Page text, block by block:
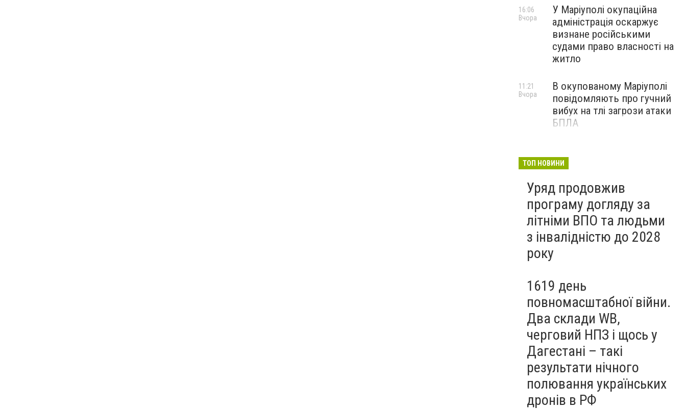
У Маріуполі окупаційна
адміністрація оскаржує
визнане російськими
судами право власності на
житло
16:06
Вчора
В окупованому Маріуполі
повідомляють про гучний
вибух на тлі загрози атаки
БПЛА
11:21
Вчора
захмарні ціни у магазинах:
нову водну кризу, - ФОТО
Вчора
ТОП НОВИНИ
Уряд продовжив
програму догляду за
літніми ВПО та людьми
з інвалідністю до 2028
року
1619 день
повномасштабної війни.
Два склади WB,
черговий НПЗ і щось у
Дагестані – такі
результати нічного
полювання українських
дронів в РФ